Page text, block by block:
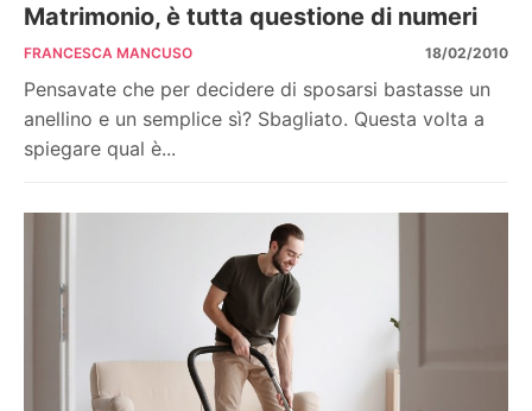
Matrimonio, è tutta questione di numeri
FRANCESCA MANCUSO 18/02/2010
Pensavate che per decidere di sposarsi bastasse un
anellino e un semplice sì? Sbagliato. Questa volta a
spiegare qual è...